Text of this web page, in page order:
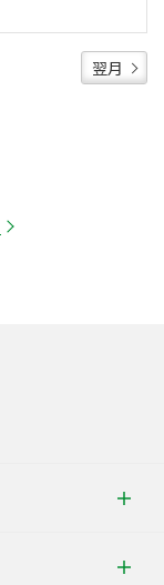
翌月